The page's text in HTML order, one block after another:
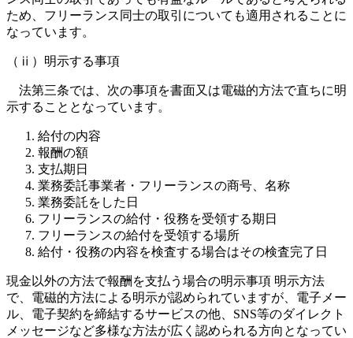
ため、フリーランス同士の取引についても適用されることに
なっています。
（ⅱ）明示する事項
法第三条では、次の事項を書面又は電磁的方法で直ちに明
示することとなっています。
給付の内容
報酬の額
支払期日
業務委託事業者・フリーランスの商号、名称
業務委託をした日
フリーランスの給付・役務を受領する期日
フリーランスの給付を受領する場所
給付・役務の内容を検査する場合はその検査完了日
現金以外の方法で報酬を支払う場合の明示事項 明示方法
で、電磁的方法による明示が認められていますが、電子メー
ル、電子契約を締結するサービスの他、SNS等のダイレクト
メッセージなど多様な方法が広く認められる方向となってい